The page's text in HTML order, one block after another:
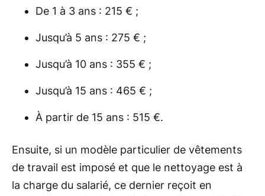
De 1 à 3 ans : 215 € ;
Jusqu’à 5 ans : 275 € ;
Jusqu’à 10 ans : 355 € ;
Jusqu’à 15 ans : 465 € ;
À partir de 15 ans : 515 €.
Ensuite, si un modèle particulier de vêtements
de travail est imposé et que le nettoyage est à
la charge du salarié, ce dernier reçoit en